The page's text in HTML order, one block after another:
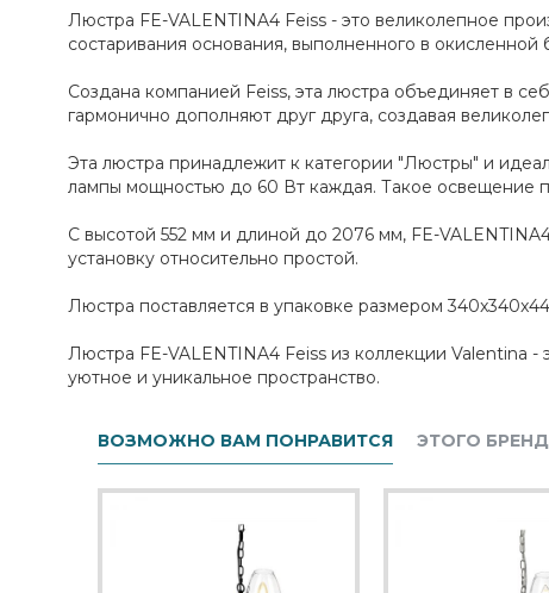
Люстра FE-VALENTINA4 Feiss - это великолепное
состаривания основания, выполненного в
Создана компанией Feiss, эта люстра объединяет в
гармонично дополняют друг друга, создавая
Эта люстра принадлежит к категории "Люстры" и
лампы мощностью до 60 Вт каждая. Такое
С высотой 552 мм и длиной до 2076 мм, FE-
установку относительно простой.
Люстра поставляется в упаковке размером
Люстра FE-VALENTINA4 Feiss из коллекции Valentina -
уютное и уникальное пространство.
ВОЗМОЖНО ВАМ ПОНРАВИТСЯ ЭТОГО